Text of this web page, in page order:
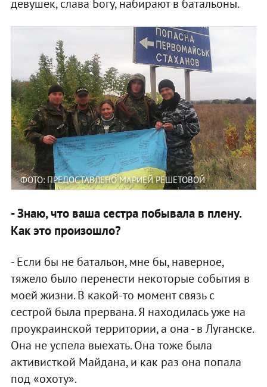
девушек, слава Богу, набирают в батальоны.
ФОТО: ПРЕДОСТАВЛЕНО МАРИЕЙ РЕШЕТОВОЙ
- Знаю, что ваша сестра побывала в плену.
Как это произошло?
- Если бы не батальон, мне бы, наверное,
тяжело было перенести некоторые события в
моей жизни. В какой-то момент связь с
сестрой была прервана. Я находилась уже на
проукраинской территории, а она - в Луганске.
Она не успела выехать. Она тоже была
активисткой Майдана, и как раз она попала
под «охоту».